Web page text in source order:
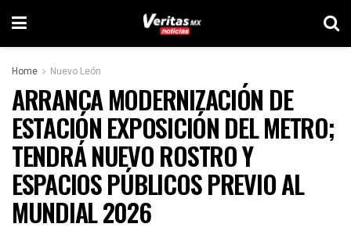
Home Nuevo León
ARRANCA MODERNIZACIÓN DE
ESTACIÓN EXPOSICIÓN DEL METRO;
TENDRÁ NUEVO ROSTRO Y
ESPACIOS PÚBLICOS PREVIO AL
MUNDIAL 2026